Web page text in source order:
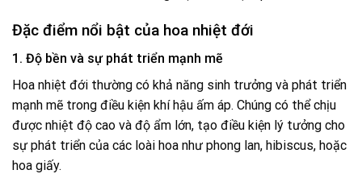
Đặc điểm nổi bật của hoa nhiệt đới
1. Độ bền và sự phát triển mạnh mẽ
Hoa nhiệt đới thường có khả năng sinh trưởng và phát triển
mạnh mẽ trong điều kiện khí hậu ấm áp. Chúng có thể chịu
được nhiệt độ cao và độ ẩm lớn, tạo điều kiện lý tưởng cho
sự phát triển của các loài hoa như phong lan, hibiscus, hoặc
hoa giấy.